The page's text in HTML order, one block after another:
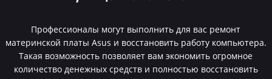
Профессионалы могут выполнить для вас ремонт
материнской платы Asus и восстановить работу компьютера.
Такая возможность позволяет вам экономить огромное
количество денежных средств и полностью восстановить